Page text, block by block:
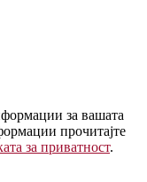
за вашата
прочитајте
за приватност.